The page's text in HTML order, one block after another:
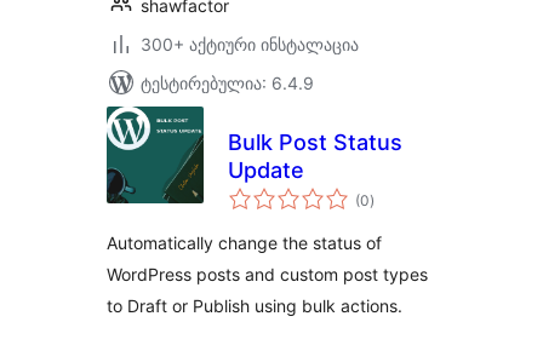
shawfactor
300+ აქტიური ინსტალაცია
ტესტირებულია: 6.4.9
Bulk Post Status
Update
(0საერთო
რეიტინგი
)
Automatically change the status of
WordPress posts and custom post types
to Draft or Publish using bulk actions.